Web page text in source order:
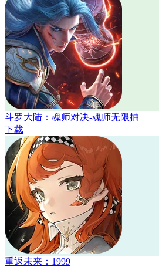
斗罗大陆：魂师对决-魂师无限抽
下载
重返未来：1999